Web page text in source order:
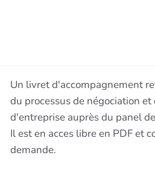
Un livret d'accompagnement
du processus de négociation
d'entreprise auprès du panel
Il est en acces libre en PDF et
demande.